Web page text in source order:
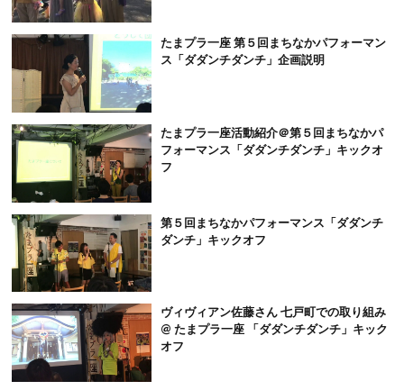
たまプラ一座 第５回まちなかパフォーマン
ス「ダダンチダンチ」企画説明
たまプラ一座活動紹介＠第５回まちなかパ
フォーマンス「ダダンチダンチ」キックオ
フ
第５回まちなかパフォーマンス「ダダンチ
ダンチ」キックオフ
ヴィヴィアン佐藤さん 七戸町での取り組み
@ たまプラ一座 「ダダンチダンチ」キック
オフ